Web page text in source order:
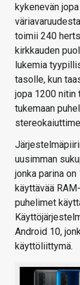
kykenevän
toimii 240
kirkkauden
lukemia
tasolle, kun
jopa 1200 nitin
tukemaan
uusimman
jonka parina
käyttävää
puhelimet
Android 10,
käyttöliittymä.